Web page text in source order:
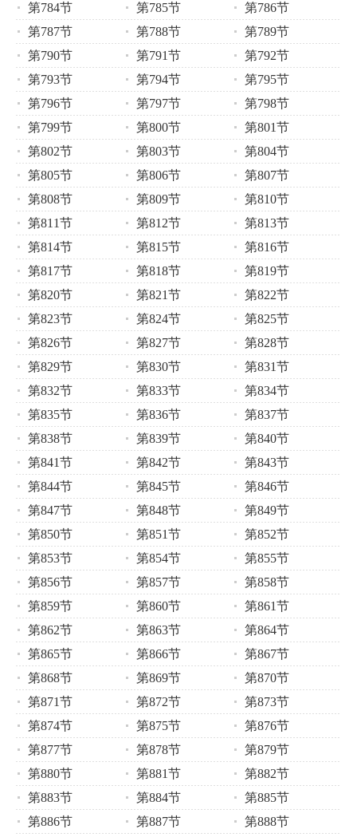
第784节
第785节
第786节
第787节
第788节
第789节
第790节
第791节
第792节
第793节
第794节
第795节
第796节
第797节
第798节
第799节
第800节
第801节
第802节
第803节
第804节
第805节
第806节
第807节
第808节
第809节
第810节
第811节
第812节
第813节
第814节
第815节
第816节
第817节
第818节
第819节
第820节
第821节
第822节
第823节
第824节
第825节
第826节
第827节
第828节
第829节
第830节
第831节
第832节
第833节
第834节
第835节
第836节
第837节
第838节
第839节
第840节
第841节
第842节
第843节
第844节
第845节
第846节
第847节
第848节
第849节
第850节
第851节
第852节
第853节
第854节
第855节
第856节
第857节
第858节
第859节
第860节
第861节
第862节
第863节
第864节
第865节
第866节
第867节
第868节
第869节
第870节
第871节
第872节
第873节
第874节
第875节
第876节
第877节
第878节
第879节
第880节
第881节
第882节
第883节
第884节
第885节
第886节
第887节
第888节